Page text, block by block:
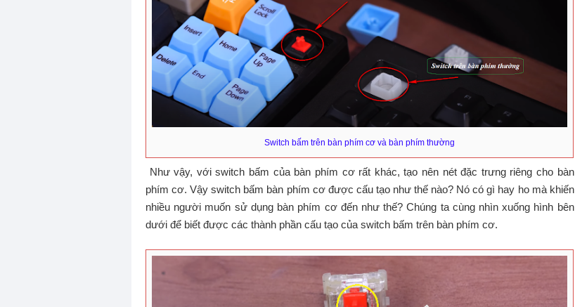
Switch bấm trên bàn phím cơ và bàn phím thường
Như vậy, với switch bấm của bàn phím cơ rất khác, tạo nên nét đặc trưng riêng cho bàn
phím cơ. Vậy switch bấm bàn phím cơ được cấu tạo như thế nào? Nó có gì hay ho mà khiến
nhiều người muốn sử dụng bàn phím cơ đến như thế? Chúng ta cùng nhìn xuống hình bên
dưới để biết được các thành phần cấu tạo của switch bấm trên bàn phím cơ.